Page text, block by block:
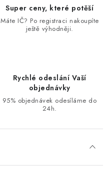
Super ceny, které potěší
Máte IČ? Po registraci nakoupíte
ještě výhodněji.
Rychlé odeslání Vaší
objednávky
95% objednávek odesíláme do
24h.